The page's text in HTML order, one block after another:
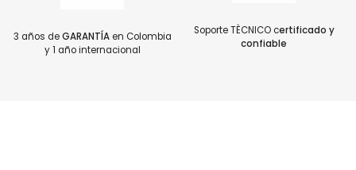
3 años deGARANTÍAen Colombia
y 1 año internacional
Soporte TÈCNICO certificado y
confiable